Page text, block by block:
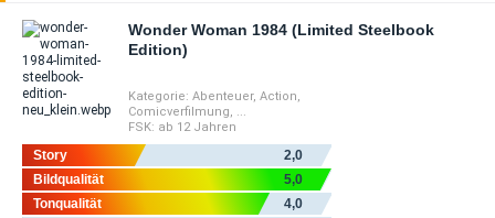
Wonder Woman 1984 (Limited Steelbook
Edition)
Kategorie: Abenteuer, Action,
Comicverfilmung, ...
FSK: ab 12 Jahren
Story
2,0
Bildqualität
5,0
Tonqualität
4,0